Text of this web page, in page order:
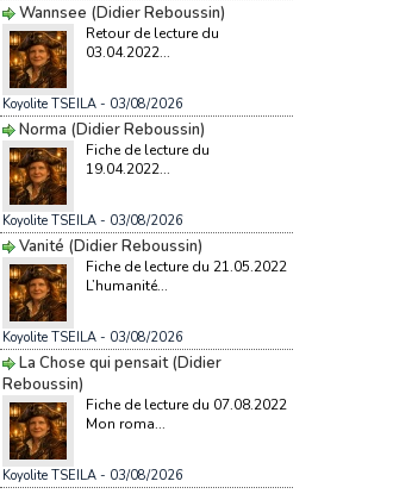
Wannsee (Didier Reboussin)
Retour de lecture du
03.04.2022...
Koyolite TSEILA- 03/08/2026
Norma (Didier Reboussin)
Fiche de lecture du
19.04.2022...
Koyolite TSEILA- 03/08/2026
Vanité (Didier Reboussin)
Fiche de lecture du 21.05.2022
L’humanité...
Koyolite TSEILA- 03/08/2026
La Chose qui pensait (Didier
Reboussin)
Fiche de lecture du 07.08.2022
Mon roma...
Koyolite TSEILA- 03/08/2026